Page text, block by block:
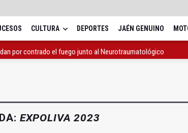
CULTURA DEPORTES JAÉN GENUINO
por contrado el fuego junto al Neurotraumatológico
EXPOLIVA 2023